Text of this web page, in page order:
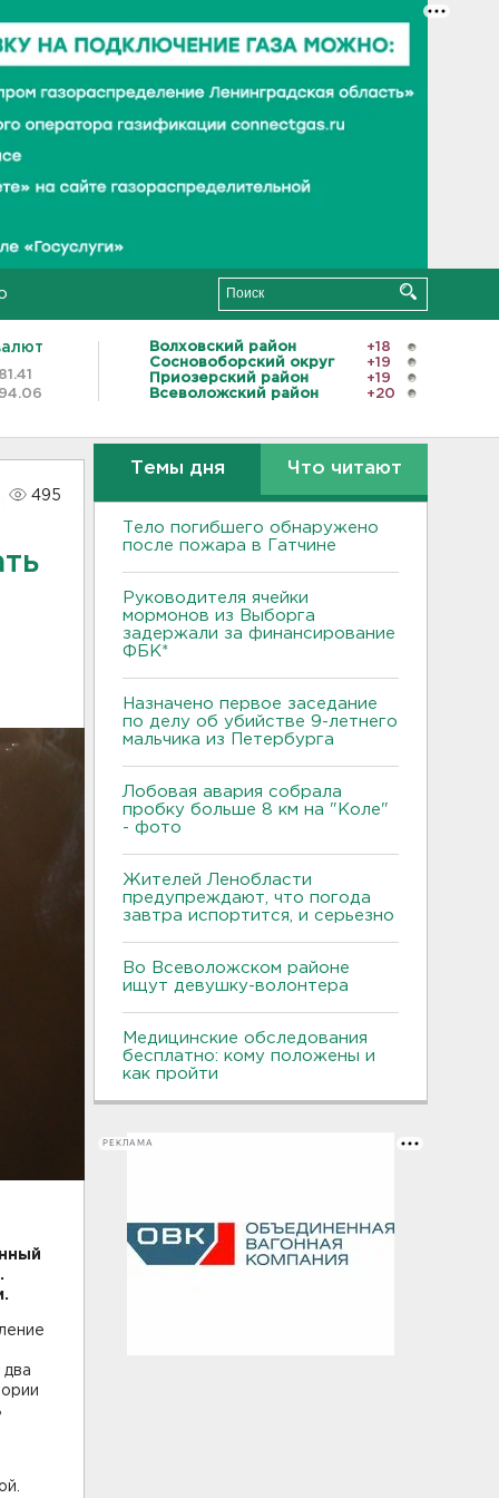
81.41
94.06
Волховский район
+18
Сосновоборский округ
+19
Приозерский район
+19
Всеволожский район
+20
495
Темы дня Что читают
Тело погибшего обнаружено
после пожара в Гатчине
Руководителя ячейки
мормонов из Выборга
задержали за финансирование
ФБК*
Назначено первое заседание
по делу об убийстве 9-летнего
мальчика из Петербурга
Лобовая авария собрала
пробку больше 8 км на "Коле"
- фото
Жителей Ленобласти
предупреждают, что погода
завтра испортится, и серьезно
Во Всеволожском районе
ищут девушку-волонтера
Медицинские обследования
бесплатно: кому положены и
как пройти
РЕКЛАМА